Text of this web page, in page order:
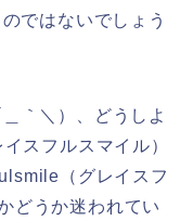
ではないでしょう
｀＼）、どうしよ
スフルスマイル）
（グレイスフ
どうか迷われてい